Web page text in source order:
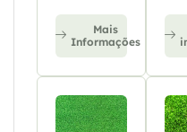
Mais
Informações